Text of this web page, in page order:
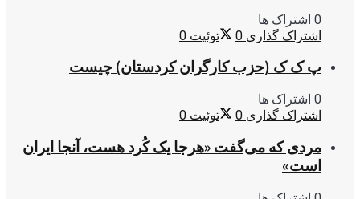
0 اشتراک ها
اشتراک گذاری 0 توئیت 0
پ ک ک (حزب کارگران کردستان) چیست
0 اشتراک ها
اشتراک گذاری 0 توئیت 0
مردی که می‌گفت «هرجا یک کُرد هست، آنجا ایران
است»